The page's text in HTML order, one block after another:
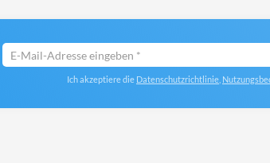
E-
Ich akzeptiere die Datenschutzrichtlinie